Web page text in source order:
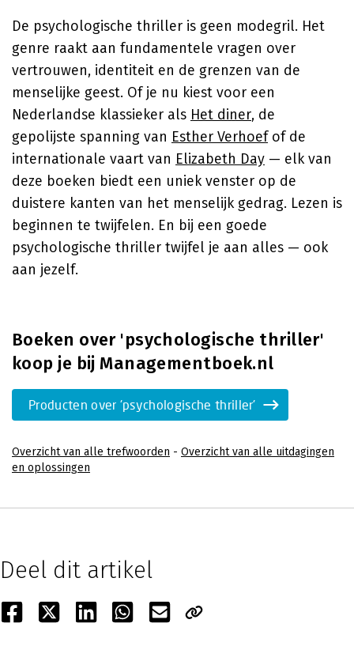
De psychologische thriller is geen modegril. Het
genre raakt aan fundamentele vragen over
vertrouwen, identiteit en de grenzen van de
menselijke geest. Of je nu kiest voor een
Nederlandse klassieker als Het diner, de
gepolijste spanning van Esther Verhoefof de
internationale vaart van Elizabeth Day — elk van
deze boeken biedt een uniek venster op de
duistere kanten van het menselijk gedrag. Lezen is
beginnen te twijfelen. En bij een goede
psychologische thriller twijfel je aan alles — ook
aan jezelf.
Boeken over 'psychologische thriller'
koop je bij Managementboek.nl
Producten over 'psychologische thriller'
Overzicht van alle trefwoorden - Overzicht van alle uitdagingen
en oplossingen
Deel dit artikel